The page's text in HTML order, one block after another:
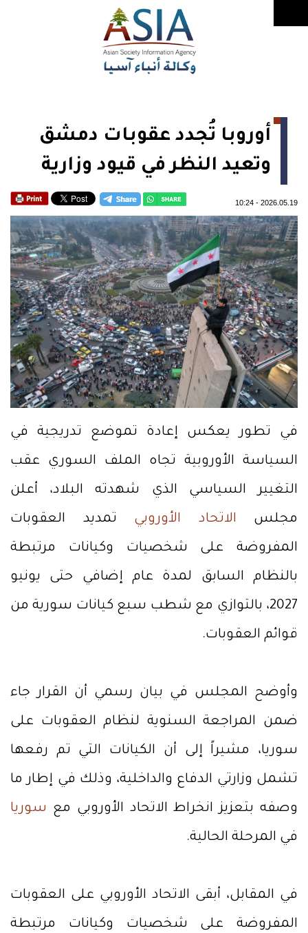
أوروبا تُجدد عقوبات دمشق
وتعيد النظر في قيود وزارية
2026.05.19
-
10:24
في تطور يعكس إعادة تموضع تدريجية في
السياسة الأوروبية تجاه الملف السوري عقب
التغيير السياسي الذي شهدته البلاد، أعلن
مجلس الاتحاد الأوروبي تمديد العقوبات
المفروضة على شخصيات وكيانات مرتبطة
بالنظام السابق لمدة عام إضافي حتى يونيو
2027، بالتوازي مع شطب سبع كيانات سورية من
قوائم العقوبات.
وأوضح المجلس في بيان رسمي أن القرار جاء
ضمن المراجعة السنوية لنظام العقوبات على
سوريا، مشيراً إلى أن الكيانات التي تم رفعها
تشمل وزارتي الدفاع والداخلية، وذلك في إطار ما
وصفه بتعزيز انخراط الاتحاد الأوروبي مع سوريا
في المرحلة الحالية.
في المقابل، أبقى الاتحاد الأوروبي على العقوبات
المفروضة على شخصيات وكيانات مرتبطة